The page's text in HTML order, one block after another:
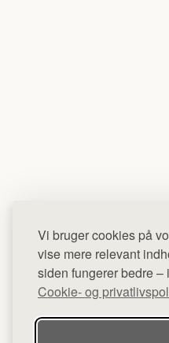
Vi bruger cookies på
vise mere relevant
siden fungerer bedre
Cookie- og